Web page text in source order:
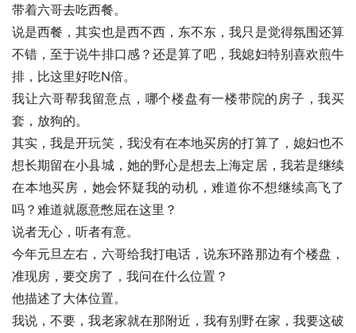
带着六哥去吃西餐。
说是西餐，其实也是西不西，东不东，我只是觉得氛围还算
不错，至于说牛排口感？还是算了吧，我媳妇特别喜欢煎牛
排，比这里好吃N倍。
我让六哥帮我留意点，哪个楼盘有一楼带院的房子，我买
套，放狗的。
其实，我是开玩笑，我没有在本地买房的打算了，媳妇也不
想长期留在小县城，她的野心是想去上海定居，我若是继续
在本地买房，她会怀疑我的动机，难道你不想继续高飞了
吗？难道就愿意憋屈在这里？
说者无心，听者有意。
今年元旦左右，六哥给我打电话，说东环路那边有个楼盘，
准现房，要交房了，我问在什么位置？
他描述了大体位置。
我说，不要，我老家就在那附近，我有别野在家，我要这破